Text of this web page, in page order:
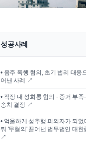
성공사례
• 음주 폭행 혐의, 초기 법리 대응
어낸 사례
↗
• 직장 내 성희롱 혐의 - 증거 부족
송치 결정 ↗
• 억울하게 성추행 피의자가 되었
퉈 '무혐의' 끌어낸 법무법인 대한
↗